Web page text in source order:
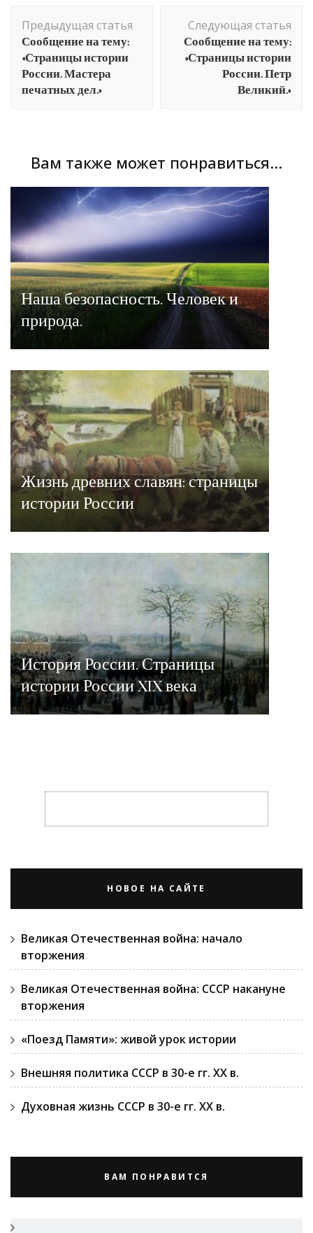
по
записям
Предыдущая статья
Сообщение на тему:
«Страницы истории
России. Мастера
печатных дел.»
Следующая статья
Сообщение на тему:
«Страницы истории
России. Петр
Великий.»
Вам также может понравиться...
Наша безопасность. Человек и
природа.
Жизнь древних славян: страницы
истории России
История России. Страницы
истории России XIX века
НОВОЕ НА САЙТЕ
Великая Отечественная война: начало
вторжения
Великая Отечественная война: СССР накануне
вторжения
«Поезд Памяти»: живой урок истории
Внешняя политика СССР в 30-е гг. ХХ в.
Духовная жизнь СССР в 30-е гг. ХХ в.
ВАМ ПОНРАВИТСЯ